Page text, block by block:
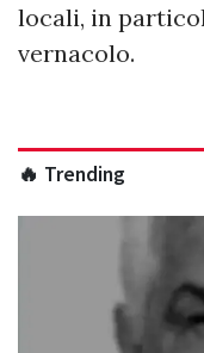
locali, in
vernacolo.
🔥 Trending